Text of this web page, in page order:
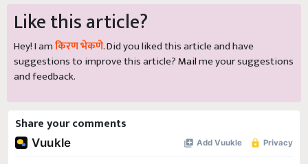
Like this article?
Hey! I amकिरण भेकणे. Did you liked this article and have
suggestions to improve this article?Mailme your suggestions
and feedback.
Share your comments